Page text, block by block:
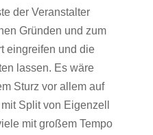
der Veranstalter
Gründen und zum
eingreifen und die
lassen. Es wäre
Sturz vor allem auf
Split von Eigenzell
mit großem Tempo